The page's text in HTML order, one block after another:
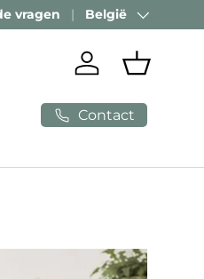
vragen Land/Regio
België
InloggenMandje
Contact